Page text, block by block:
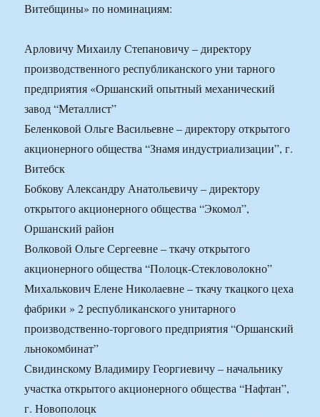
Витебщины» по номинациям:
Арловичу Михаилу Степановичу – директору
производственного республиканского уни тарного
предприятия «Оршанский опытный механический
завод “Металлист”
Беленковой Ольге Васильевне – директору открытого
акционерного общества “Знамя индустриализации”, г.
Витебск
Бобкову Александру Анатольевичу – директору
открытого акционерного общества “Экомол”,
Оршанский район
Волковой Ольге Сергеевне – ткачу открытого
акционерного общества “Полоцк-Стекловолокно”
Михалькович Елене Николаевне – ткачу ткацкого цеха
фабрики » 2 республиканского унитарного
производственно-торгового предприятия “Оршанский
льнокомбинат”
Свидинскому Владимиру Георгиевичу – начальнику
участка открытого акционерного общества “Нафтан”,
г. Новополоцк